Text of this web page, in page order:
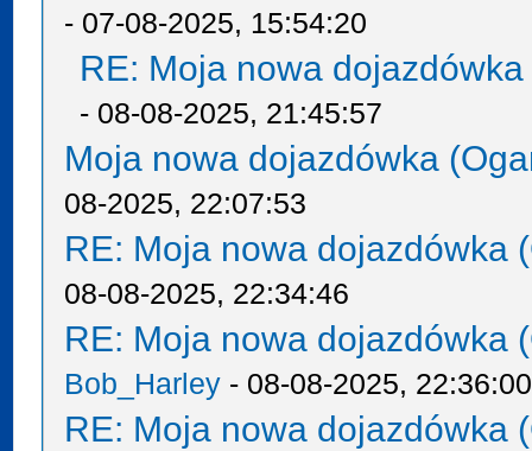
- 07-08-2025, 15:54:20
RE: Moja nowa
- 08-08-2025, 21:45:57
Moja nowa dojazdówka
08-2025, 22:07:53
RE: Moja nowa dojazdówka
08-08-2025, 22:34:46
RE: Moja nowa dojazdówka
Bob_Harley - 08-08-2025, 22:36:00
RE: Moja nowa dojazdówka